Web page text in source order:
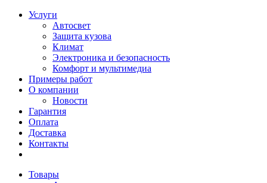
Услуги
Автосвет
Защита кузова
Климат
Электроника и безопасность
Комфорт и мультимедиа
Примеры работ
О компании
Новости
Гарантия
Оплата
Доставка
Контакты
Товары